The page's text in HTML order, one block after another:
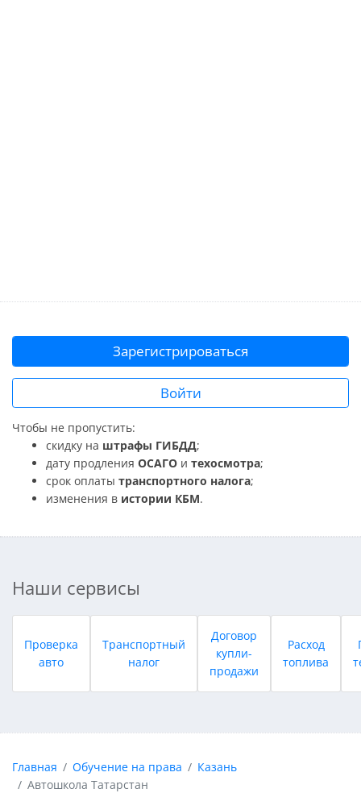
Зарегистрироваться
Войти
Чтобы не пропустить:
скидку на штрафы ГИБДД;
дату продления ОСАГО и техосмотра;
срок оплаты транспортного налога;
изменения в истории КБМ.
Наши сервисы
Проверка
авто
Транспортный
налог
Договор
купли-
продажи
Расход
топлива
Главная Обучение на права
Казань
Автошкола Татарстан